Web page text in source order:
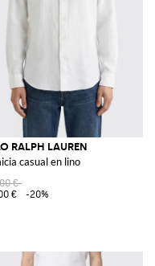
homme en ligne
RALPH LAUREN
casual en lino
€
€
-20%